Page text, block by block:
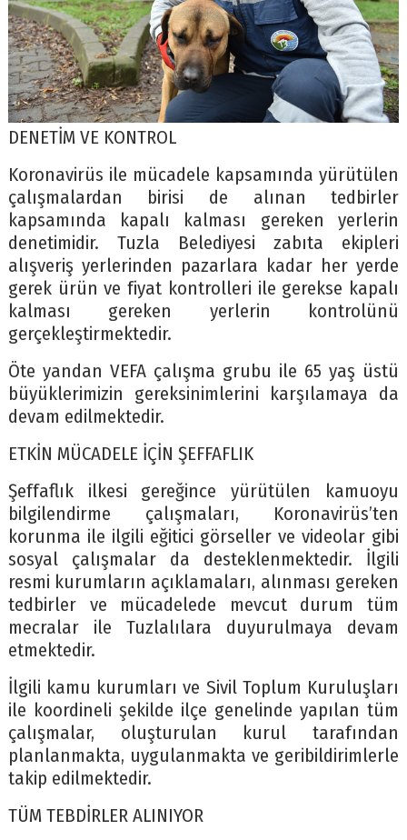
DENETİM VE KONTROL
Koronavirüs ile mücadele kapsamında yürütülen
çalışmalardan birisi de alınan tedbirler
kapsamında kapalı kalması gereken yerlerin
denetimidir. Tuzla Belediyesi zabıta ekipleri
alışveriş yerlerinden pazarlara kadar her yerde
gerek ürün ve fiyat kontrolleri ile gerekse kapalı
kalması gereken yerlerin kontrolünü
gerçekleştirmektedir.
Öte yandan VEFA çalışma grubu ile 65 yaş üstü
büyüklerimizin gereksinimlerini karşılamaya da
devam edilmektedir.
ETKİN MÜCADELE İÇİN ŞEFFAFLIK
Şeffaflık ilkesi gereğince yürütülen kamuoyu
bilgilendirme çalışmaları, Koronavirüs’ten
korunma ile ilgili eğitici görseller ve videolar gibi
sosyal çalışmalar da desteklenmektedir. İlgili
resmi kurumların açıklamaları, alınması gereken
tedbirler ve mücadelede mevcut durum tüm
mecralar ile Tuzlalılara duyurulmaya devam
etmektedir.
İlgili kamu kurumları ve Sivil Toplum Kuruluşları
ile koordineli şekilde ilçe genelinde yapılan tüm
çalışmalar, oluşturulan kurul tarafından
planlanmakta, uygulanmakta ve geribildirimlerle
takip edilmektedir.
TÜM TEBDİRLER ALINIYOR